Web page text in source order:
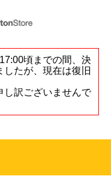
頃までの間、決
たが、現在は復旧
し訳ございませんで